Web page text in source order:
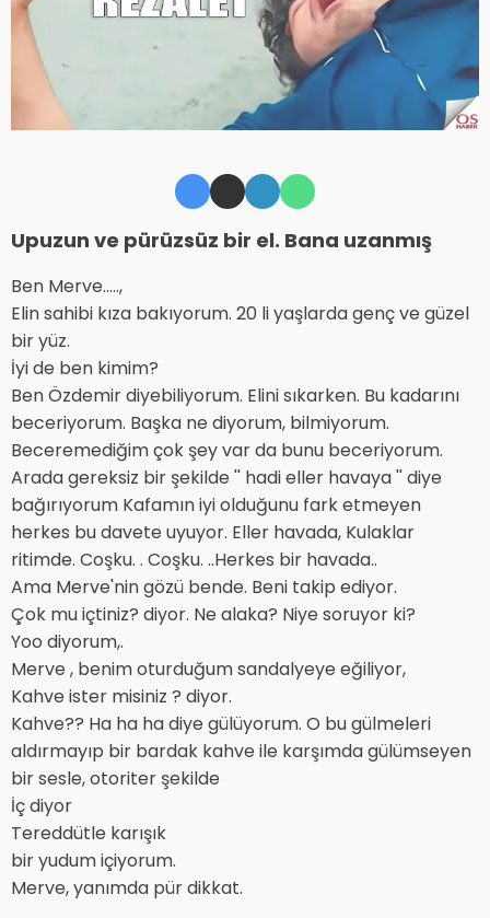
Upuzun ve pürüzsüz bir el. Bana uzanmış
Ben Merve.....,
Elin sahibi kıza bakıyorum. 20 li yaşlarda genç ve güzel
bir yüz.
İyi de ben kimim?
Ben Özdemir diyebiliyorum. Elini sıkarken. Bu kadarını
beceriyorum. Başka ne diyorum, bilmiyorum.
Beceremediğim çok şey var da bunu beceriyorum.
Arada gereksiz bir şekilde '' hadi eller havaya '' diye
bağırıyorum Kafamın iyi olduğunu fark etmeyen
herkes bu davete uyuyor. Eller havada, Kulaklar
ritimde. Coşku. . Coşku. ..Herkes bir havada..
Ama Merve'nin gözü bende. Beni takip ediyor.
Çok mu içtiniz? diyor. Ne alaka? Niye soruyor ki?
Yoo diyorum,.
Merve , benim oturduğum sandalyeye eğiliyor,
Kahve ister misiniz ? diyor.
Kahve?? Ha ha ha diye gülüyorum. O bu gülmeleri
aldırmayıp bir bardak kahve ile karşımda gülümseyen
bir sesle, otoriter şekilde
İç diyor
Tereddütle karışık
bir yudum içiyorum.
Merve, yanımda pür dikkat.